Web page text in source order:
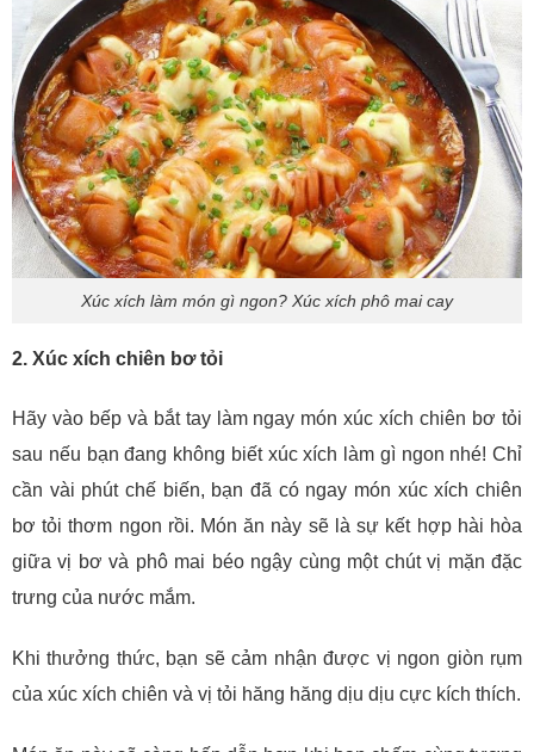
Xúc xích làm món gì ngon? Xúc xích phô mai cay
2. Xúc xích chiên bơ tỏi
Hãy vào bếp và bắt tay làm ngay món xúc xích chiên bơ tỏi
sau nếu bạn đang không biết xúc xích làm gì ngon nhé! Chỉ
cần vài phút chế biến, bạn đã có ngay món xúc xích chiên
bơ tỏi thơm ngon rồi. Món ăn này sẽ là sự kết hợp hài hòa
giữa vị bơ và phô mai béo ngậy cùng một chút vị mặn đặc
trưng của nước mắm.
Khi thưởng thức, bạn sẽ cảm nhận được vị ngon giòn rụm
của xúc xích chiên và vị tỏi hăng hăng dịu dịu cực kích thích.